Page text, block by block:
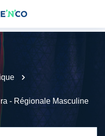
- Régionale Masculine